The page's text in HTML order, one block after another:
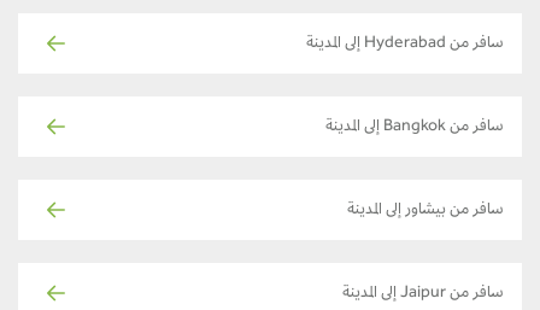
سافر من Hyderabad إلى المدينة
سافر من Bangkok إلى المدينة
سافر من بيشاور إلى المدينة
سافر من Jaipur إلى المدينة